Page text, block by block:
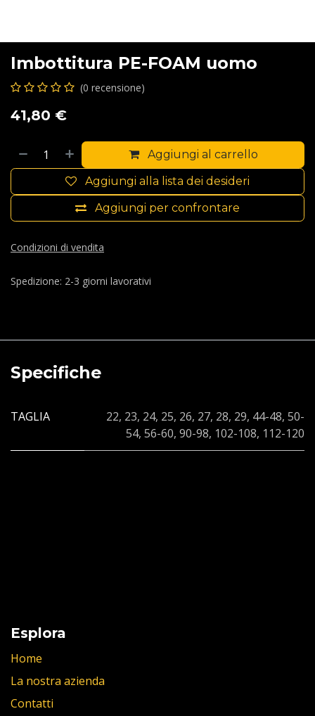
Imbottitura PE-FOAM uomo
(0 recensione)
41,80 €
Aggiungi al carrello
Aggiungi per confrontare
Aggiungi alla lista dei desideri
Condizioni di vendita
Spedizione: 2-3 giorni lavorativi
Specifiche
TAGLIA 22, 23, 24, 25, 26, 27, 28, 29, 44-48, 50-
54, 56-60, 90-98, 102-108, 112-120
Esplora
Home
La nostra azienda
Contatti